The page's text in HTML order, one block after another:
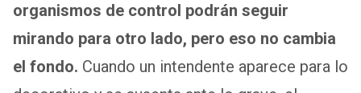
organismos de control podrán seguir
mirando para otro lado, pero eso no cambia
el fondo. Cuando un intendente aparece para lo